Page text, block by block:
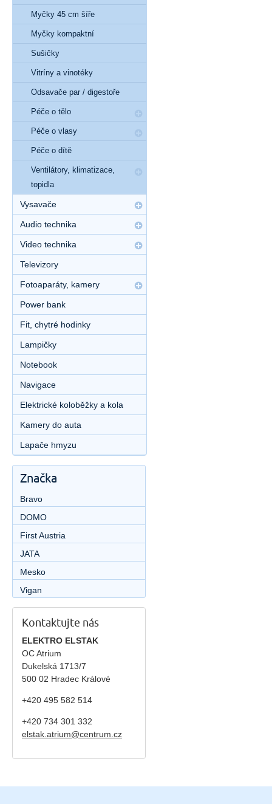
Myčky 45 cm šíře
Myčky kompaktní
Sušičky
Vitríny a vinotéky
Odsavače par / digestoře
Péče o tělo
Péče o vlasy
Péče o dítě
Ventilátory, klimatizace,
topidla
Vysavače
Audio technika
Video technika
Televizory
Fotoaparáty, kamery
Power bank
Fit, chytré hodinky
Lampičky
Notebook
Navigace
Elektrické koloběžky a kola
Kamery do auta
Lapače hmyzu
Značka
Bravo
DOMO
First Austria
JATA
Mesko
Vigan
Kontaktujte nás
ELEKTRO ELSTAK
OC Atrium
Dukelská 1713/7
500 02 Hradec Králové
+420 495 582 514
+420 734 301 332
elstak.atrium@centrum.cz